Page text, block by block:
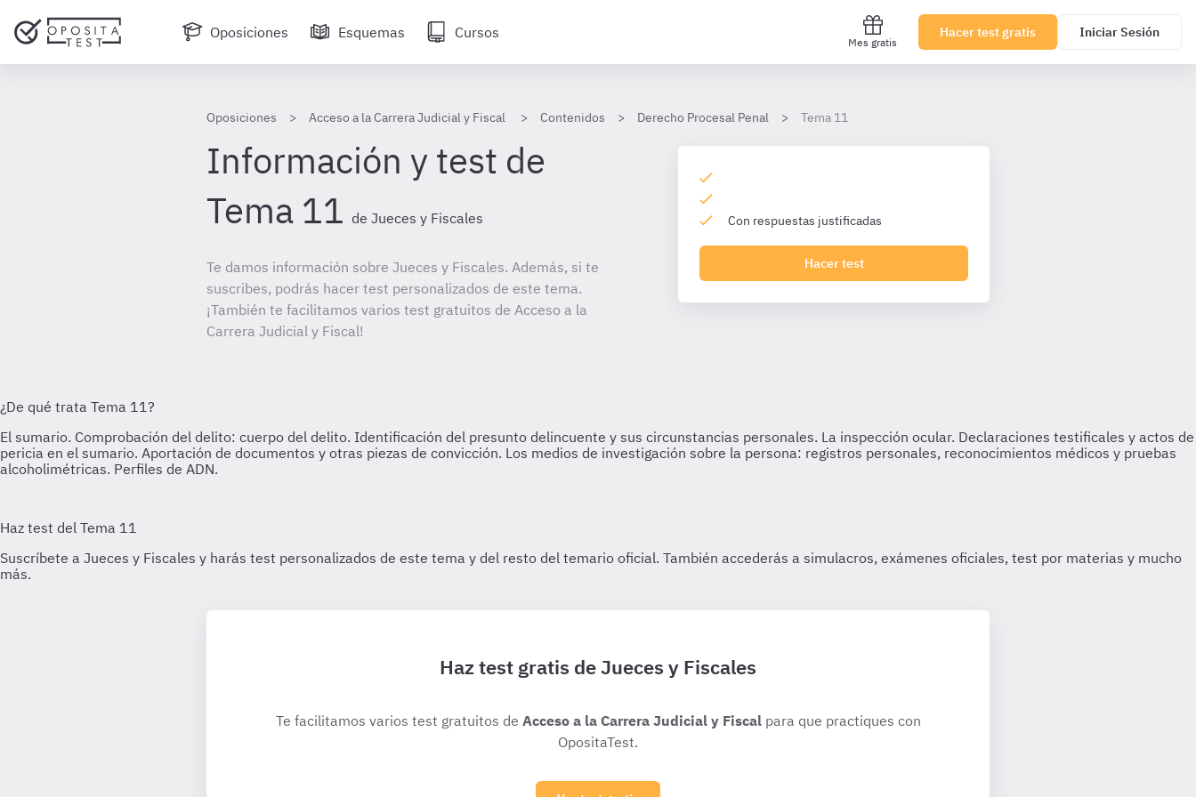
Oposiciones Esquemas Cursos
Mes gratis
Hacer test gratis Iniciar Sesión
Oposiciones Acceso a la Carrera Judicial y Fiscal Contenidos Derecho Procesal Penal Tema 11
Información y test de
Tema 11 de Jueces y Fiscales
Te damos información sobre Jueces y Fiscales. Además, si te
suscribes, podrás hacer test personalizados de este tema.
¡También te facilitamos varios test gratuitos de Acceso a la
Carrera Judicial y Fiscal!
Con respuestas justificadas
Hacer test
Haz test gratis de Jueces y Fiscales
Te facilitamos varios test gratuitos de Acceso a la Carrera Judicial y Fiscalpara que practiques con
OpositaTest.